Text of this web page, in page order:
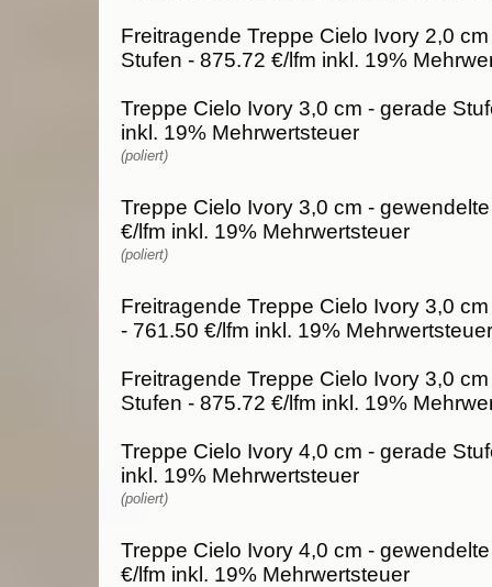
Freitragende Treppe Cielo Ivory 2,0
Stufen - 875.72 €/lfm inkl. 19%
Treppe Cielo Ivory 3,0 cm - gerade
inkl. 19% Mehrwertsteuer
(poliert)
Treppe Cielo Ivory 3,0 cm -
€/lfm inkl. 19% Mehrwertsteuer
(poliert)
Freitragende Treppe Cielo Ivory 3,0
- 761.50 €/lfm inkl. 19% Mehrwertsteuer
Freitragende Treppe Cielo Ivory 3,0
Stufen - 875.72 €/lfm inkl. 19%
Treppe Cielo Ivory 4,0 cm - gerade
inkl. 19% Mehrwertsteuer
(poliert)
Treppe Cielo Ivory 4,0 cm -
€/lfm inkl. 19% Mehrwertsteuer